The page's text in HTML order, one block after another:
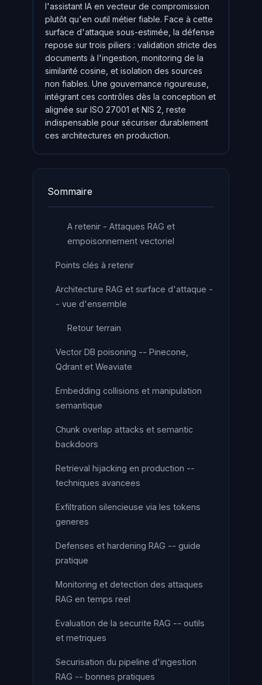
l'assistant IA en vecteur de compromission
plutôt qu'en outil métier fiable. Face à cette
surface d'attaque sous-estimée, la défense
repose sur trois piliers : validation stricte des
documents à l'ingestion, monitoring de la
similarité cosine, et isolation des sources
non fiables. Une gouvernance rigoureuse,
intégrant ces contrôles dès la conception et
alignée sur ISO 27001 et NIS 2, reste
indispensable pour sécuriser durablement
ces architectures en production.
Sommaire
A retenir - Attaques RAG et
empoisonnement vectoriel
Points clés à retenir
Architecture RAG et surface d'attaque -
- vue d'ensemble
Retour terrain
Vector DB poisoning -- Pinecone,
Qdrant et Weaviate
Embedding collisions et manipulation
semantique
Chunk overlap attacks et semantic
backdoors
Retrieval hijacking en production --
techniques avancees
Exfiltration silencieuse via les tokens
generes
Defenses et hardening RAG -- guide
pratique
Monitoring et detection des attaques
RAG en temps reel
Evaluation de la securite RAG -- outils
et metriques
Securisation du pipeline d'ingestion
RAG -- bonnes pratiques